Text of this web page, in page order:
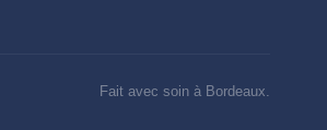
Fait avec soin à Bordeaux.